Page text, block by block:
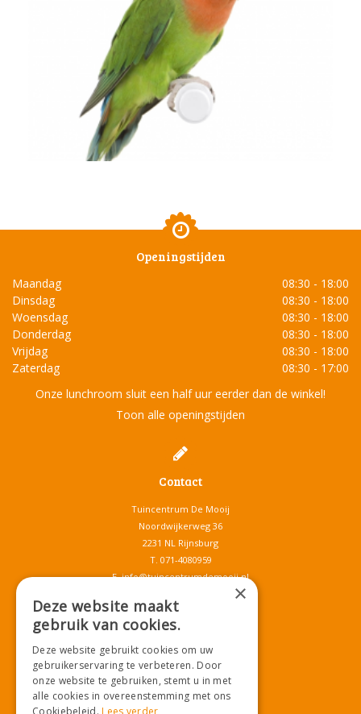
Openingstijden
Maandag
08:30 - 18:00
Dinsdag
08:30 - 18:00
Woensdag
08:30 - 18:00
Donderdag
08:30 - 18:00
Vrijdag
08:30 - 18:00
Zaterdag
08:30 - 17:00
Onze lunchroom sluit een half uur eerder dan de winkel!
Toon alle openingstijden
Contact
Tuincentrum De Mooij
Noordwijkerweg 36
2231 NL Rijnsburg
T. 071-4080959
E.info@tuincentrumdemooij.nl
Download onze App!
×
Deze website maakt
gebruik van cookies.
Deze website gebruikt cookies om uw
gebruikerservaring te verbeteren. Door
onze website te gebruiken, stemt u in met
alle cookies in overeenstemming met ons
Cookiebeleid.Lees verder